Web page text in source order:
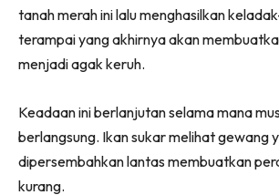
tanah merah ini lalu menghasilkan
terampai yang akhirnya akan
menjadi agak keruh.
Keadaan ini berlanjutan selama mana
berlangsung. Ikan sukar melihat gewang
dipersembahkan lantas membuatkan
kurang.